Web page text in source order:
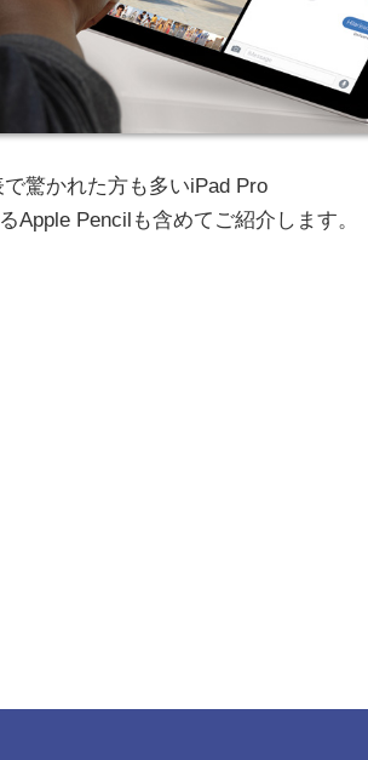
驚かれた方も多いiPad Pro
Apple Pencilも含めてご紹介します。